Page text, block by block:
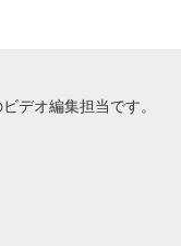
デオ編集担当です。